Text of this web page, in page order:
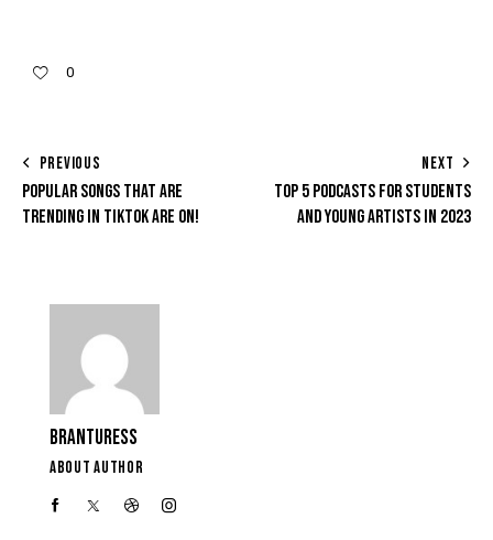
0
PREVIOUS
POPULAR SONGS THAT ARE
TRENDING IN TIKTOK ARE ON!
NEXT
TOP 5 PODCASTS FOR STUDENTS
AND YOUNG ARTISTS IN 2023
BRANTURESS
ABOUT AUTHOR